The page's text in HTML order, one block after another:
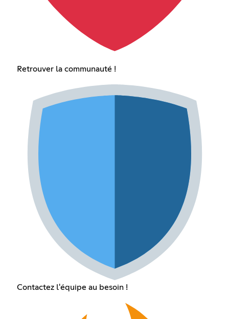
Retrouver la communauté !
Contactez l'équipe au besoin !